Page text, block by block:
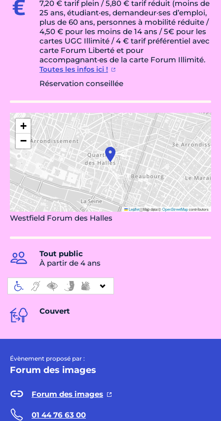
7,20 € tarif plein / 5,80 € tarif réduit (moins de
25 ans, étudiant·es, demandeur·ses d’emploi,
plus de 60 ans, personnes à mobilité réduite /
4,50 € pour les moins de 14 ans / 5€ pour les
cartes UGC Illimité / 4 € tarif préférentiel avec
carte Forum Liberté et pour
accompagnant·es de la carte Forum Illimité.
Toutes les infos ici !
Réservation conseillée
+
−
Leaflet|Map data ©OpenStreetMapcontributors
Westfield Forum des Halles
Tout public
À partir de 4 ans
Couvert
Évènement proposé par :
Forum des images
Forum des images
01 44 76 63 00